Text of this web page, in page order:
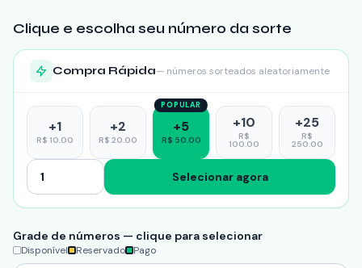
Clique e escolha seu número da sorte
Compra Rápida— números sorteados aleatoriamente
+1
R$ 10.00
+2
R$ 20.00
POPULAR
+5
R$ 50.00
+10
R$
100.00
+25
R$
250.00
Selecionar agora
Grade de números — clique para selecionar
Disponível Reservado Pago